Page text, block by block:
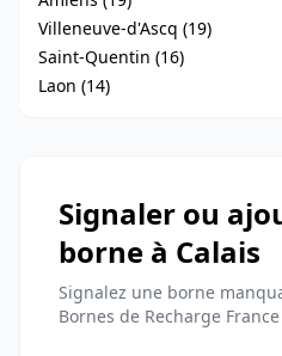
Villeneuve-d'Ascq (19)
Saint-Quentin (16)
Laon (14)
Signaler ou
borne à Calais
Signalez une borne
Bornes de Recharge